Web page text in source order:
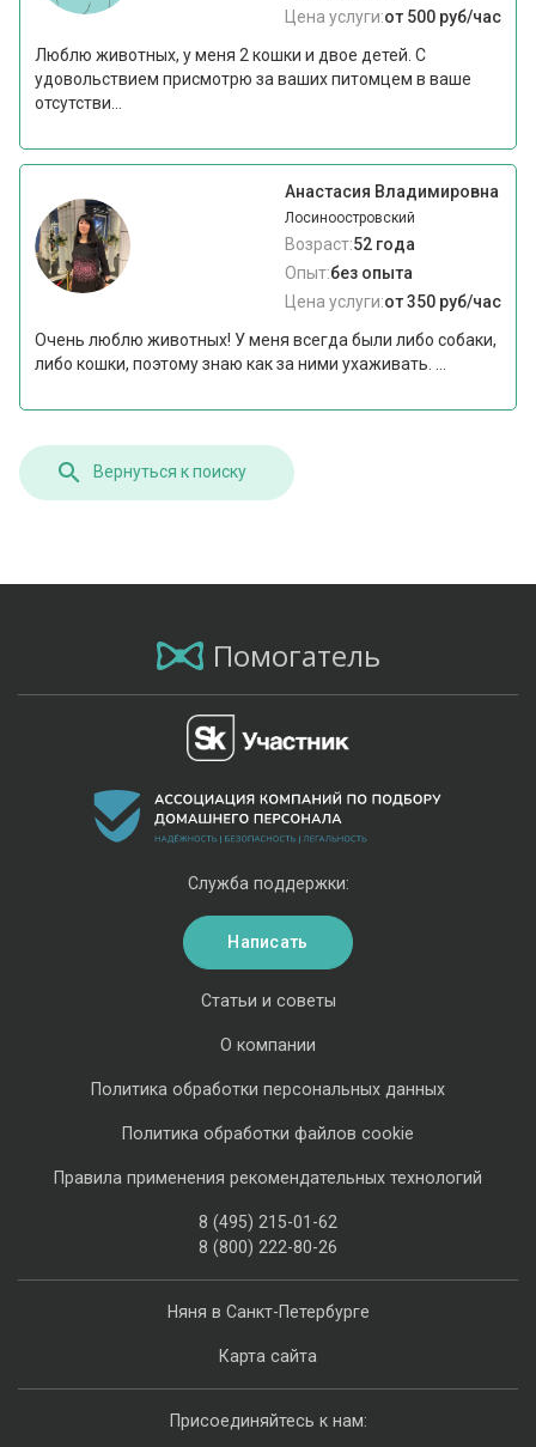
Цена услуги:от 500 руб/час
Люблю животных, у меня 2 кошки и двое детей. С
удовольствием присмотрю за ваших питомцем в ваше
отсутстви...
Анастасия Владимировна
Лосиноостровский
Возраст:52 года
Опыт:без опыта
Цена услуги:от 350 руб/час
Очень люблю животных! У меня всегда были либо собаки,
либо кошки, поэтому знаю как за ними ухаживать. ...
Вернуться к поиску
Помогатель
Няня в Санкт-Петербурге
Карта сайта
Статьи и советы
О компании
Политика обработки персональных данных
Политика обработки файлов cookie
Правила применения рекомендательных технологий
8 (495) 215-01-62
8 (800) 222-80-26
Служба поддержки:
Написать
Присоединяйтесь к нам: